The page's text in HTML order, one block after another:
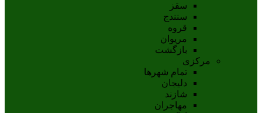
سقز
سنندج
قروه
مريوان
بازگشت
مرکزی
تمام شهر‌ها
دلیجان
شازند
مهاجران